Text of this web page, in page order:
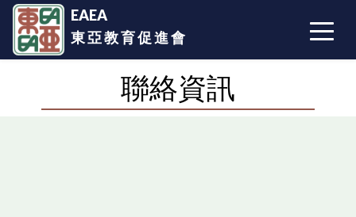
EAEA
東 亞 教 育 促 進 會
聯絡資訊